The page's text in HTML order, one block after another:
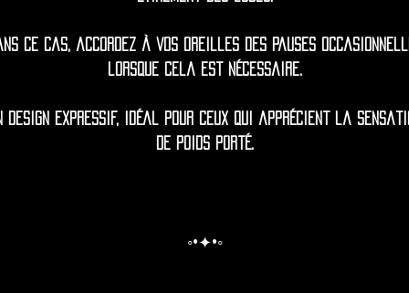
ce cas, accordez à vos oreilles des pauses
lorsque cela est nécessaire.
design expressif, idéal pour ceux qui apprécient la
de poids porté.
◦•✦•◦